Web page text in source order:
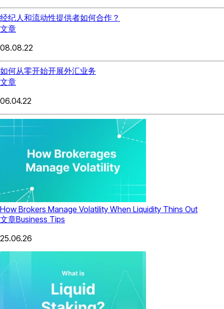
经纪人和流动性提供者如何合作？
文章
08.08.22
如何从零开始开展外汇业务
文章
06.04.22
How Brokers Manage Volatility When Liquidity Thins Out
文章Business Tips
25.06.26